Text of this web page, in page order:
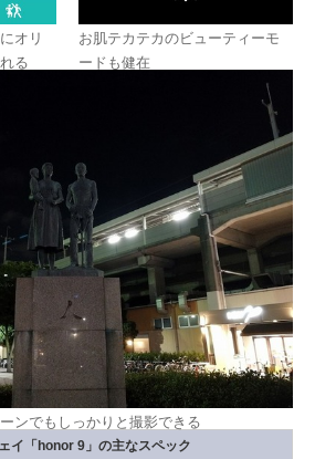
オリ
る
お肌テカテカのビューティーモ
ードも健在
ンでもしっかりと撮影できる
イ「honor 9」の主なスペック